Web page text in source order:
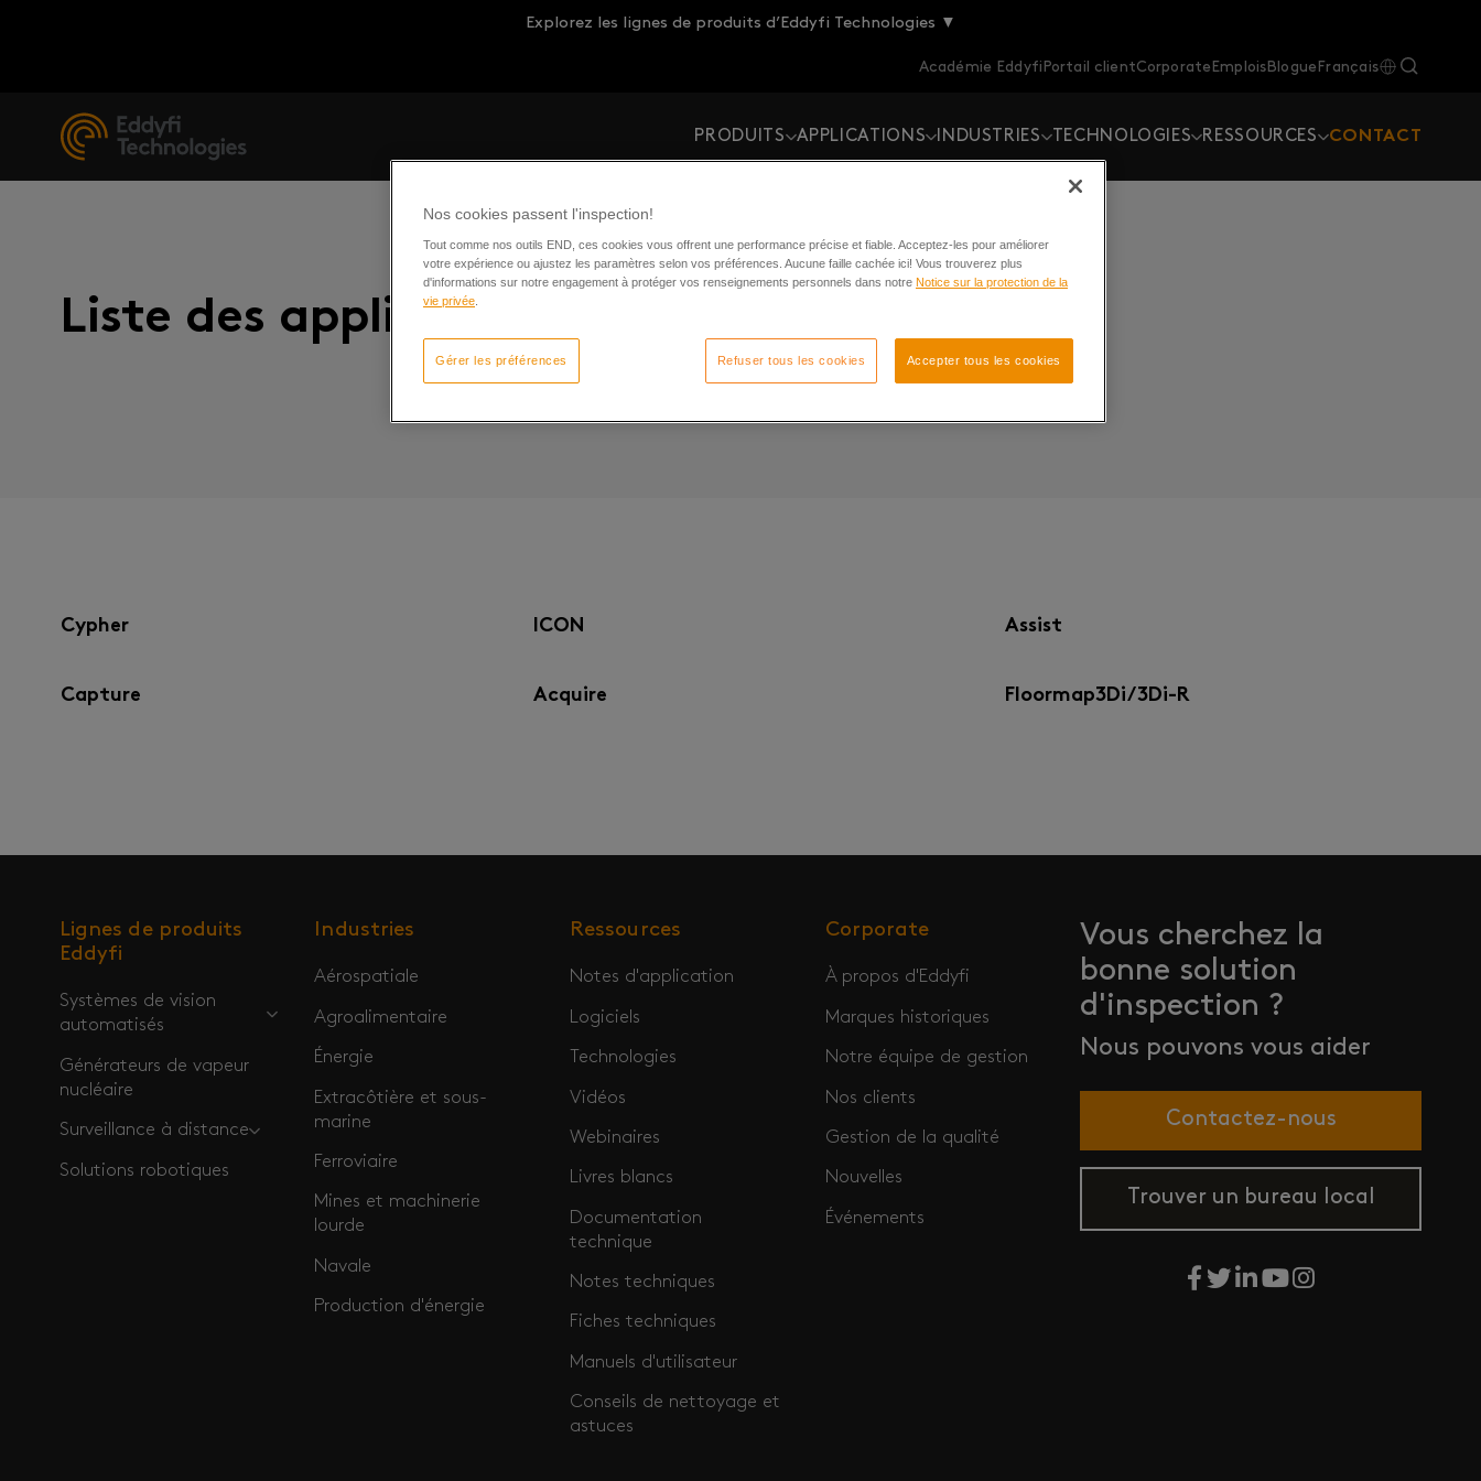
Explorez les lignes de produits d’Eddyfi Technologies ▼
Académie Eddyfi Portail clientCorporate EmploisBlogue Français
PRODUITS APPLICATIONS INDUSTRIES TECHNOLOGIES RESSOURCES CONTACT
Liste des applications
Cypher ICON Assist
Capture Acquire Floormap3Di/3Di-R
Lignes de produits
Eddyfi
Systèmes de vision
automatisés
Générateurs de vapeur
nucléaire
Surveillance à distance
Solutions robotiques
Industries
Aérospatiale
Agroalimentaire
Énergie
Extracôtière et sous-
marine
Ferroviaire
Mines et machinerie
lourde
Navale
Production d'énergie
Ressources
Notes d'application
Logiciels
Technologies
Vidéos
Webinaires
Livres blancs
Documentation
technique
Notes techniques
Fiches techniques
Manuels d'utilisateur
Conseils de nettoyage et
astuces
Corporate
À propos d'Eddyfi
Marques historiques
Notre équipe de gestion
Nos clients
Gestion de la qualité
Nouvelles
Événements
Vous cherchez la
bonne solution
d'inspection ?
Nous pouvons vous aider
Contactez-nous
Trouver un bureau local
Nos cookies passent l'inspection!
Tout comme nos outils END, ces cookies vous offrent une performance précise et fiable. Acceptez-les pour améliorer
votre expérience ou ajustez les paramètres selon vos préférences. Aucune faille cachée ici! Vous trouverez plus
d'informations sur notre engagement à protéger vos renseignements personnels dans notre Notice sur la protection de la
vie privée
Gérer les préférences Refuser tous les cookies Accepter tous les cookies